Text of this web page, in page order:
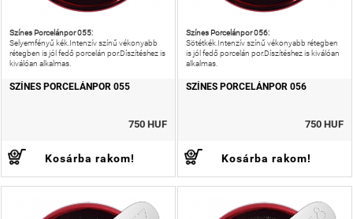
Színes Porcelánpor 055:
Selyemfényű kék.Intenzív színű vékonyabb
rétegben is jól fedő porcelán por.Díszítéshez is
kiválóan alkalmas.
SZÍNES PORCELÁNPOR 055
750 HUF
Kosárba rakom!
Színes Porcelánpor 056:
Sötétkék.Intenzív színű vékonyabb rétegben
is jól fedő porcelán por.Díszítéshez is kiválóan
alkalmas.
SZÍNES PORCELÁNPOR 056
750 HUF
Kosárba rakom!